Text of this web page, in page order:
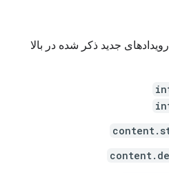
جدید ذکر شده در بالا